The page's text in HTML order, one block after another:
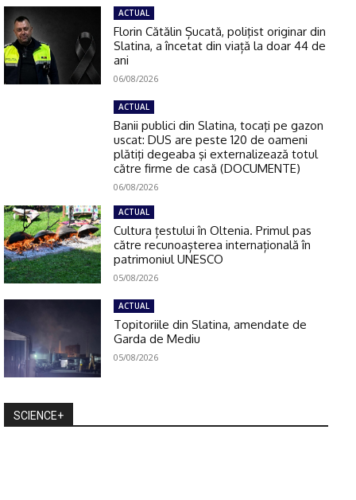
ACTUAL
Florin Cătălin Șucată, poliţist originar din
Slatina, a încetat din viață la doar 44 de
ani
06/08/2026
ACTUAL
Banii publici din Slatina, tocaţi pe gazon
uscat: DUS are peste 120 de oameni
plătiţi degeaba şi externalizează totul
către firme de casă (DOCUMENTE)
06/08/2026
ACTUAL
Cultura țestului în Oltenia. Primul pas
către recunoașterea internațională în
patrimoniul UNESCO
05/08/2026
ACTUAL
Topitoriile din Slatina, amendate de
Garda de Mediu
05/08/2026
SCIENCE+